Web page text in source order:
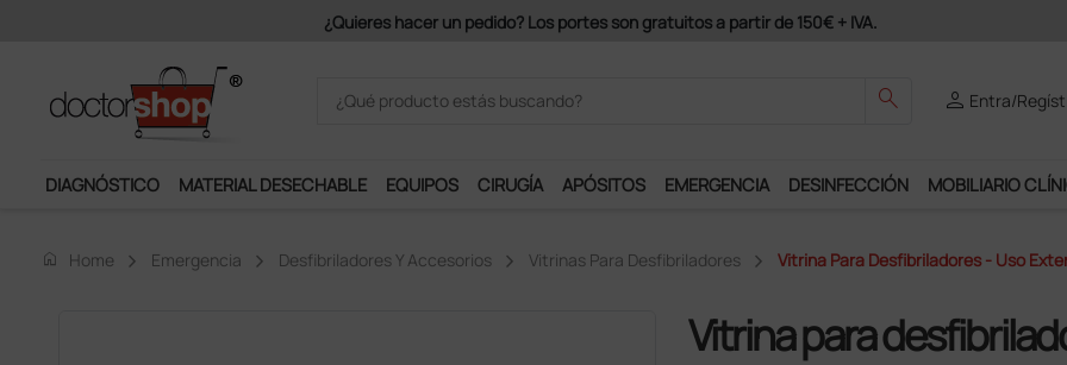
Únete al programa Ds Plus y podrás disfrutar de muchos servicios exclusivos.
search person Entra/
DIAGNÓSTICO MATERIAL DESECHABLE EQUIPOS CIRUGÍA APÓSITOS EMERGENCIA DESINFECCIÓN MOBILIARIO
home Home Emergencia Desfibriladores Y Accesorios Vitrinas Para Desfibriladores Vitrina Para Desfibriladores - Uso
Vitrina para